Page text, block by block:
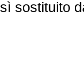
sostituito